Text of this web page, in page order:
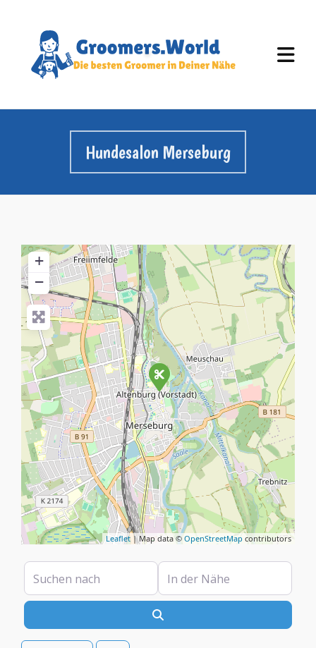
Hundesalon Merseburg
+
−
Leaflet| Map data © OpenStreetMap contributors
Suchen nach In der Nähe